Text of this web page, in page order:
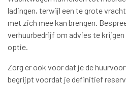
ladingen, terwijl een te grote
met zich mee kan brengen.
verhuurbedrijf om advies te
optie.
Zorg er ook voor dat je de
begrijpt voordat je definitief